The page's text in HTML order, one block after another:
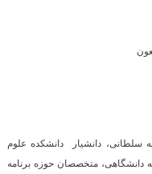
دانشیار دانشکده علوم
دانشگاهی، متخصصان حوزه برنامه‌